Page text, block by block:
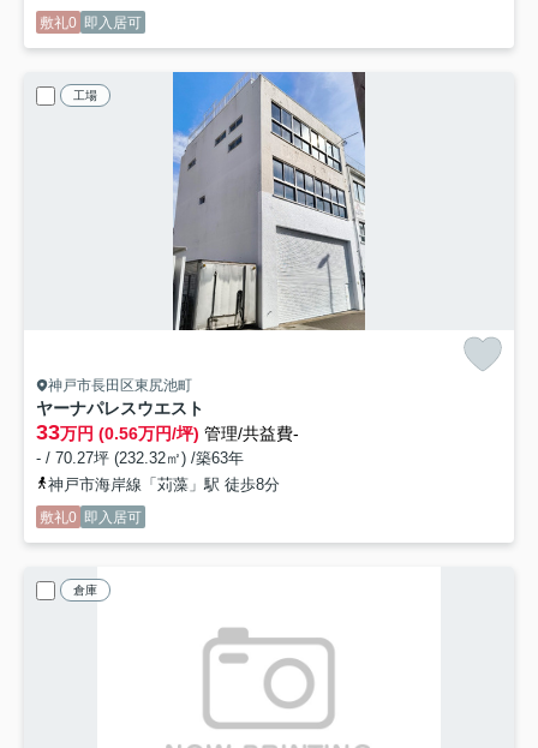
敷礼0 即入居可
工場
神戸市長田区東尻池町
ヤーナパレスウエスト
33万円 (0.56万円/坪) 管理/共益費-
- / 70.27坪 (232.32㎡) /築63年
神戸市海岸線「苅藻」駅 徒歩8分
敷礼0 即入居可
倉庫